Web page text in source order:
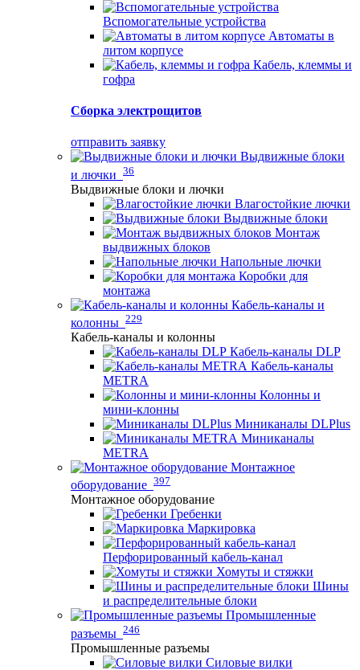
Вспомогательные устройства
Автоматы в
литом корпусе
Кабель, клеммы и
гофра
Сборка электрощитов
отправить заявку
Выдвижные блоки
и лючки 36
Выдвижные блоки и лючки
Влагостойкие лючки
Выдвижные блоки
Монтаж
выдвижных блоков
Напольные лючки
Коробки для
монтажа
Кабель-каналы и
колонны 229
Кабель-каналы и колонны
Кабель-каналы DLP
Кабель-каналы
METRA
Колонны и
мини-клонны
Миниканалы DLPlus
Миниканалы
METRA
Монтажное
оборудование 397
Монтажное оборудование
Гребенки
Маркировка
Перфорированный кабель-канал
Хомуты и стяжки
Шины
и распределительные блоки
Промышленные
разъемы 246
Промышленные разъемы
Силовые вилки